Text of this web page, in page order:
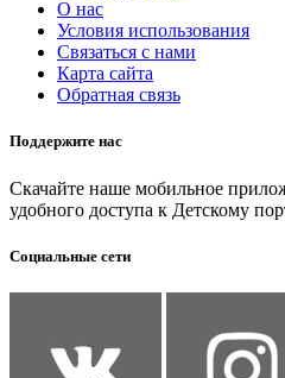
О нас
Условия использования
Связаться с нами
Карта сайта
Обратная связь
Поддержите нас
Скачайте наше мобильное
удобного доступа к Детскому
Социальные сети